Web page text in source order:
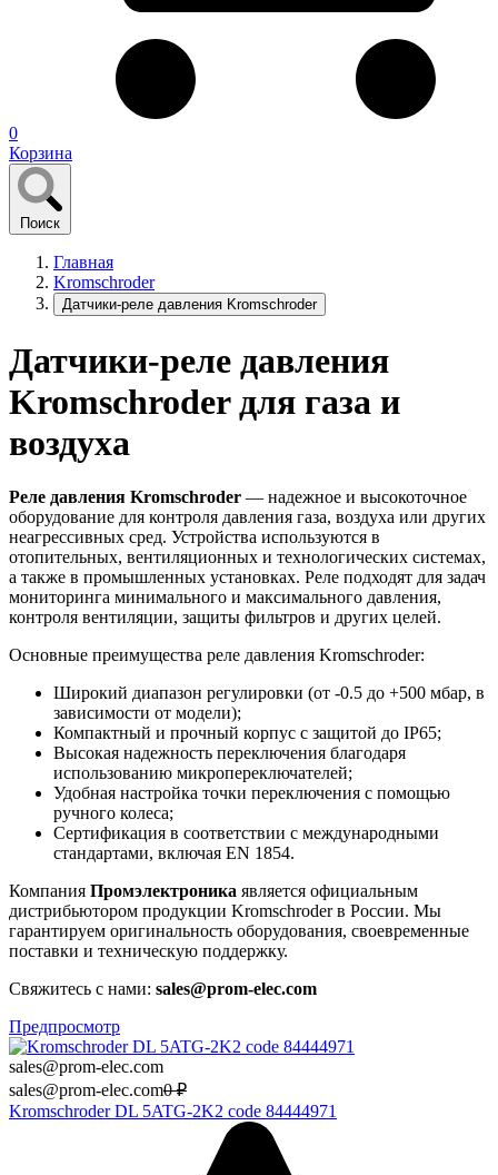
0
Корзина
Поиск
Главная
Kromschroder
Датчики-реле давления Kromschroder
Датчики-реле давления
Kromschroder для газа и
воздуха
Реле давления Kromschroder — надежное и высокоточное
оборудование для контроля давления газа, воздуха или других
неагрессивных сред. Устройства используются в
отопительных, вентиляционных и технологических системах,
а также в промышленных установках. Реле подходят для задач
мониторинга минимального и максимального давления,
контроля вентиляции, защиты фильтров и других целей.
Основные преимущества реле давления Kromschroder:
Широкий диапазон регулировки (от -0.5 до +500 мбар, в
зависимости от модели);
Компактный и прочный корпус с защитой до IP65;
Высокая надежность переключения благодаря
использованию микропереключателей;
Удобная настройка точки переключения с помощью
ручного колеса;
Сертификация в соответствии с международными
стандартами, включая EN 1854.
Компания Промэлектроника является официальным
дистрибьютором продукции Kromschroder в России. Мы
гарантируем оригинальность оборудования, своевременные
поставки и техническую поддержку.
Свяжитесь с нами: sales@prom-elec.com
Предпросмотр
sales@prom-elec.com
sales@prom-elec.com0 ₽
Kromschroder DL 5ATG-2K2 code 84444971